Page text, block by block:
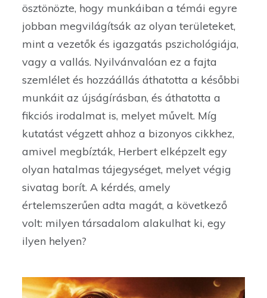
ösztönözte, hogy munkáiban a témái egyre
jobban megvilágítsák az olyan területeket,
mint a vezetők és igazgatás pszichológiája,
vagy a vallás. Nyilvánvalóan ez a fajta
szemlélet és hozzáállás áthatotta a későbbi
munkáit az újságírásban, és áthatotta a
fikciós irodalmat is, melyet művelt. Míg
kutatást végzett ahhoz a bizonyos cikkhez,
amivel megbízták, Herbert elképzelt egy
olyan hatalmas tájegységet, melyet végig
sivatag borít. A kérdés, amely
értelemszerűen adta magát, a következő
volt: milyen társadalom alakulhat ki, egy
ilyen helyen?